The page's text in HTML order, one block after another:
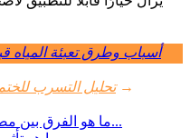
أسباب وطرق تعبئة
تحليل التسرب →
ما هو الفرق بين مضخة الآبار العميقة ومضخة الآبا...